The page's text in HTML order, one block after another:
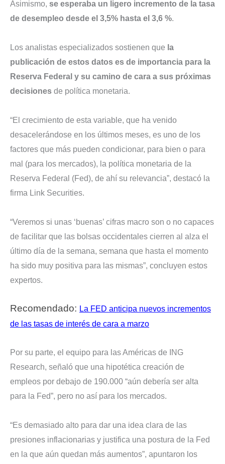
Asimismo, se esperaba un ligero incremento de la tasa
de desempleo desde el 3,5% hasta el 3,6 %.
Los analistas especializados sostienen que la
publicación de estos datos es de importancia para la
Reserva Federal y su camino de cara a sus próximas
decisiones de política monetaria.
“El crecimiento de esta variable, que ha venido
desacelerándose en los últimos meses, es uno de los
factores que más pueden condicionar, para bien o para
mal (para los mercados), la política monetaria de la
Reserva Federal (Fed), de ahí su relevancia”, destacó la
firma Link Securities.
“Veremos si unas ‘buenas’ cifras macro son o no capaces
de facilitar que las bolsas occidentales cierren al alza el
último día de la semana, semana que hasta el momento
ha sido muy positiva para las mismas”, concluyen estos
expertos.
Recomendado: La FED anticipa nuevos incrementos
de las tasas de interés de cara a marzo
Por su parte, el equipo para las Américas de ING
Research, señaló que una hipotética creación de
empleos por debajo de 190.000 “aún debería ser alta
para la Fed”, pero no así para los mercados.
“Es demasiado alto para dar una idea clara de las
presiones inflacionarias y justifica una postura de la Fed
en la que aún quedan más aumentos”, apuntaron los